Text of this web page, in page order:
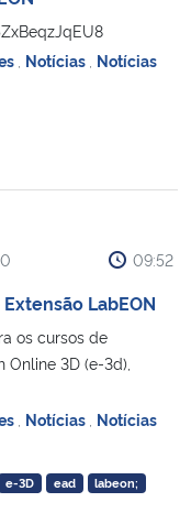
Notícias Notícias
09:52
LabEON
os cursos de
3D (e-3d),
Notícias Notícias
e-3D ead
labeon;